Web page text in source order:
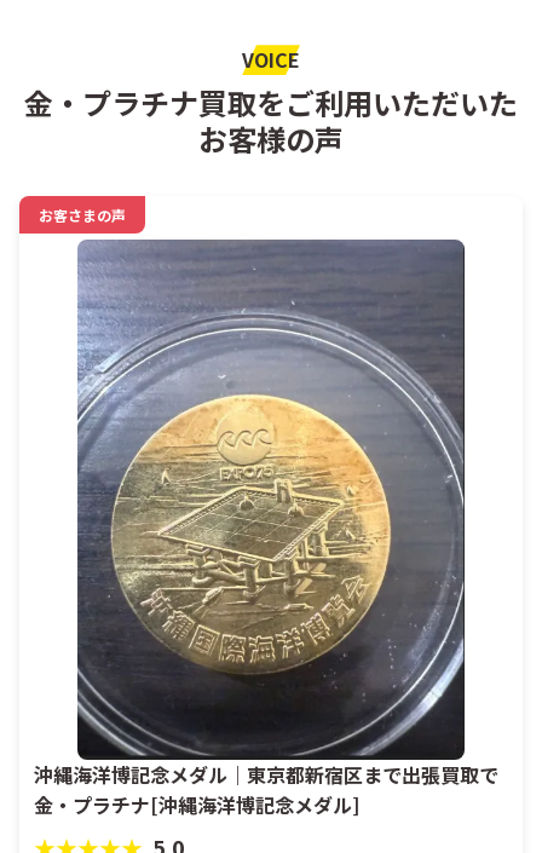
VOICE
金・プラチナ買取をご利用いただいた
お客様の声
お客さまの声
沖縄海洋博記念メダル｜東京都新宿区まで出張買取で
金・プラチナ[沖縄海洋博記念メダル]